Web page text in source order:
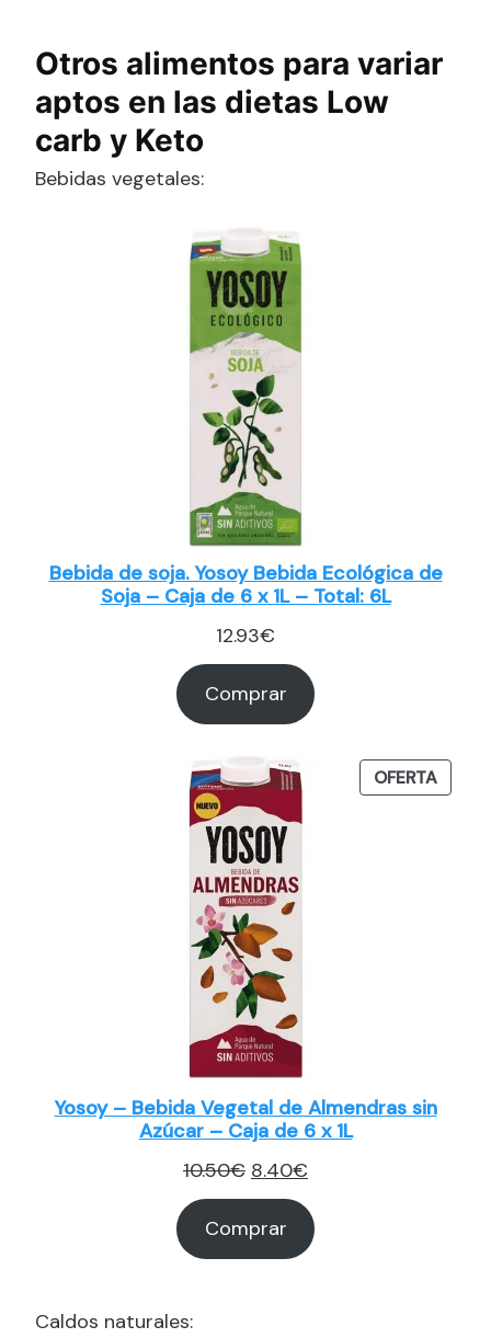
Otros alimentos para variar
aptos en las dietas Low
carb y Keto
Bebidas vegetales:
Bebida de soja. Yosoy Bebida Ecológica de
Soja – Caja de 6 x 1L – Total: 6L
12.93€
Comprar
OFERTA
EN
Yosoy – Bebida Vegetal de Almendras sin
Azúcar – Caja de 6 x 1L
10.50€ El
precio
original
era:
8.40€
actual
es:
Comprar
Caldos naturales: